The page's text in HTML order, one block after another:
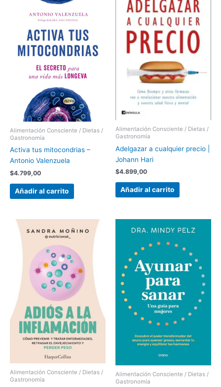
Alimentación Consciente / Dietas /
Gastronomía
Activa tus mitocondrias –
Antonio Valenzuela
$4.799,00
Añadir al carrito
Alimentación Consciente / Dietas /
Gastronomía
Adelgazar a cualquier precio |
Johann Hari
$4.899,00
Añadir al carrito
Alimentación Consciente / Dietas /
Gastronomía
Alimentación Consciente / Dietas /
Gastronomía